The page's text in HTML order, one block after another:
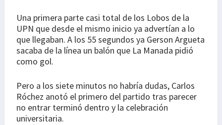
Una primera parte casi total de los Lobos de la
UPN que desde el mismo inicio ya advertían a lo
que llegaban. A los 55 segundos ya Gerson Argueta
sacaba de la línea un balón que La Manada pidió
como gol.
Pero a los siete minutos no habría dudas, Carlos
Róchez anotó el primero del partido tras parecer
no entrar terminó dentro y la celebración
universitaria.